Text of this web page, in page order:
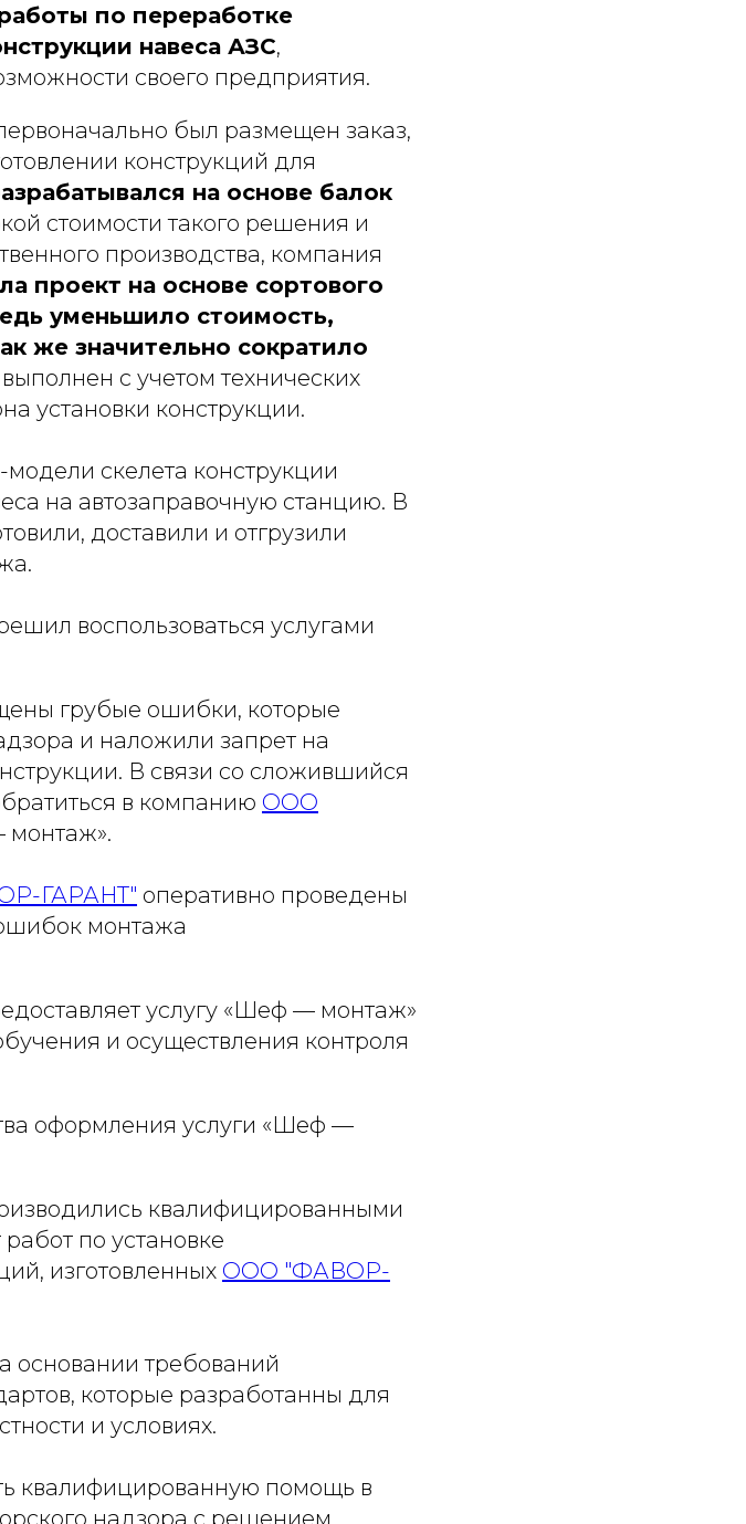
по переработке
навеса АЗС,
своего предприятия.
был размещен заказ,
конструкций для
на основе балок
стоимости такого решения и
производства, компания
проект на основе сортового
уменьшило стоимость,
же значительно сократило
с учетом технических
установки конструкции.
скелета конструкции
на автозаправочную станцию. В
доставили и отгрузили
воспользоваться услугами
грубые ошибки, которые
и наложили запрет на
В связи со сложившийся
в компанию ООО
монтаж».
ГАРАНТ" оперативно проведены
монтажа
услугу «Шеф — монтаж»
и осуществления контроля
оформления услуги «Шеф —
квалифицированными
по установке
изготовленных ООО "ФАВОР-
основании требований
которые разработанны для
и условиях.
квалифицированную помощь в
надзора с решением